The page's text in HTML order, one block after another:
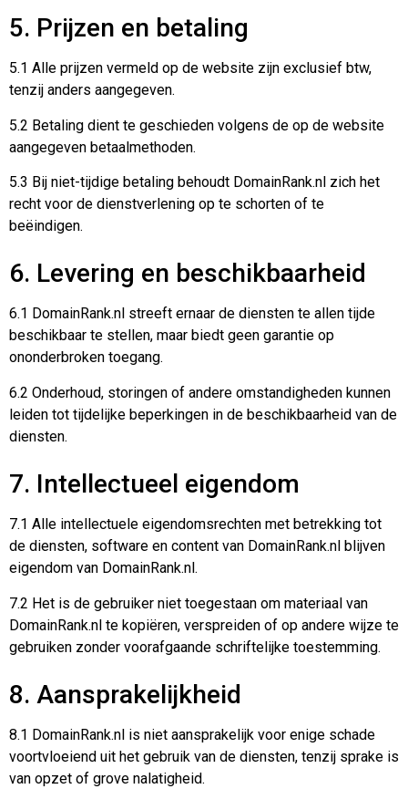
5. Prijzen en betaling
5.1 Alle prijzen vermeld op de website zijn exclusief btw,
tenzij anders aangegeven.
5.2 Betaling dient te geschieden volgens de op de website
aangegeven betaalmethoden.
5.3 Bij niet-tijdige betaling behoudt DomainRank.nl zich het
recht voor de dienstverlening op te schorten of te
beëindigen.
6. Levering en beschikbaarheid
6.1 DomainRank.nl streeft ernaar de diensten te allen tijde
beschikbaar te stellen, maar biedt geen garantie op
ononderbroken toegang.
6.2 Onderhoud, storingen of andere omstandigheden kunnen
leiden tot tijdelijke beperkingen in de beschikbaarheid van de
diensten.
7. Intellectueel eigendom
7.1 Alle intellectuele eigendomsrechten met betrekking tot
de diensten, software en content van DomainRank.nl blijven
eigendom van DomainRank.nl.
7.2 Het is de gebruiker niet toegestaan om materiaal van
DomainRank.nl te kopiëren, verspreiden of op andere wijze te
gebruiken zonder voorafgaande schriftelijke toestemming.
8. Aansprakelijkheid
8.1 DomainRank.nl is niet aansprakelijk voor enige schade
voortvloeiend uit het gebruik van de diensten, tenzij sprake is
van opzet of grove nalatigheid.